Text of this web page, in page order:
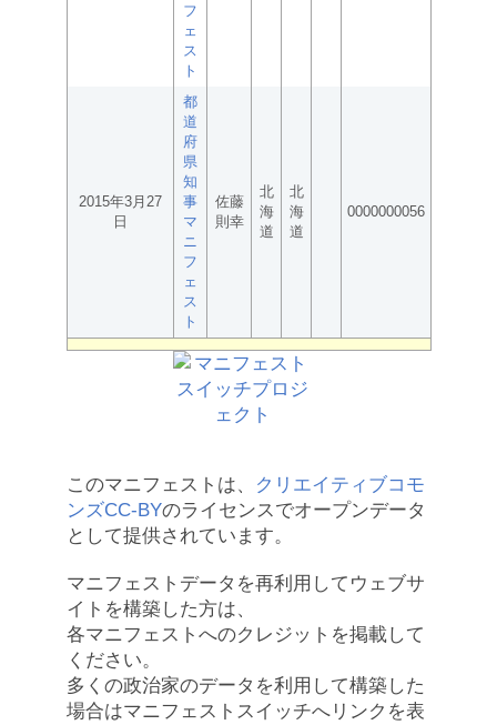
フ
ェ
ス
ト
2015年3月27
日
都
道
府
県
知
事
マ
ニ
フ
ェ
ス
ト
佐藤
則幸
北
海
道
北
海
道
0000000056
このマニフェストは、
クリエイティブコモ
ンズCC-BYのライセンスでオープンデータ
として提供されています。
マニフェストデータを再利用してウェブサ
イトを構築した方は、
各マニフェストへのクレジットを掲載して
ください。
多くの政治家のデータを利用して構築した
場合はマニフェストスイッチへリンクを表